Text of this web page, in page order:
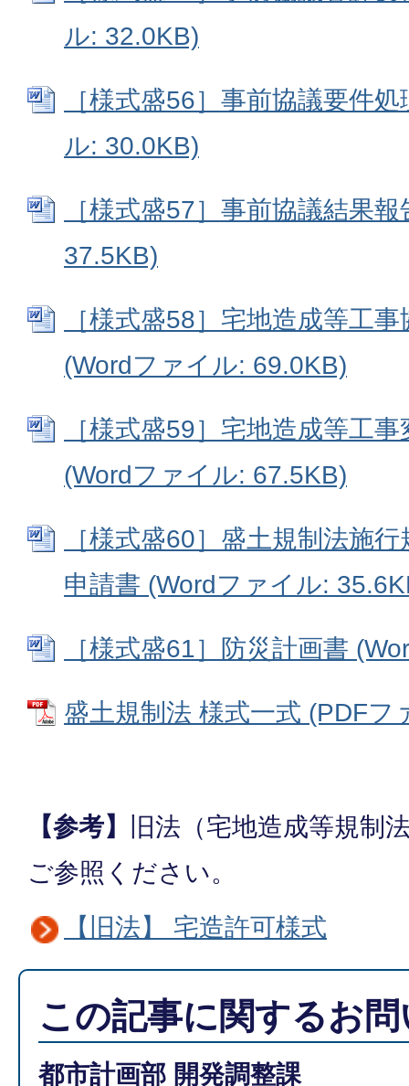
ル: 32.0KB)
［様式盛56］事前協議要件
ル: 30.0KB)
［様式盛57］事前協議結果
37.5KB)
［様式盛58］宅地造成等工
(Wordファイル: 69.0KB)
［様式盛59］宅地造成等工
(Wordファイル: 67.5KB)
［様式盛60］盛土規制法施
申請書 (Wordファイル:
［様式盛61］防災計画書
盛土規制法 様式一式 (PDFフ
【参考】
旧法（宅地造成等規制
ご参照ください。
【旧法】 宅造許可様式
この記事に関するお
都市計画部 開発調整課